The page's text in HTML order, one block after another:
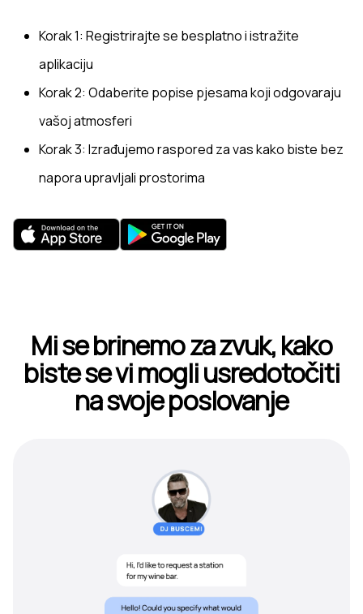
Korak 1: Registrirajte se besplatno i istražite
aplikaciju
Korak 2: Odaberite popise pjesama koji odgovaraju
vašoj atmosferi
Korak 3: Izrađujemo raspored za vas kako biste bez
napora upravljali prostorima
Mi se brinemo za zvuk, kako
biste se vi mogli usredotočiti
na svoje poslovanje